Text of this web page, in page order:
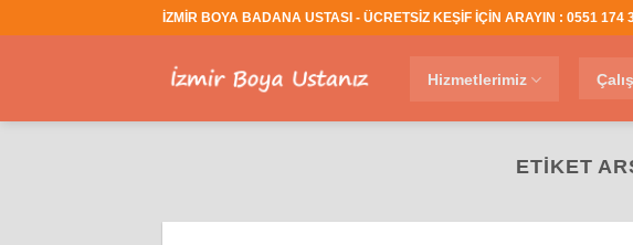
atla
İZMİR BOYA BADANA USTASI - ÜCRETSİZ KEŞİF İÇİN ARAYIN : 0551 174
Hizmetlerimiz
ETIKET